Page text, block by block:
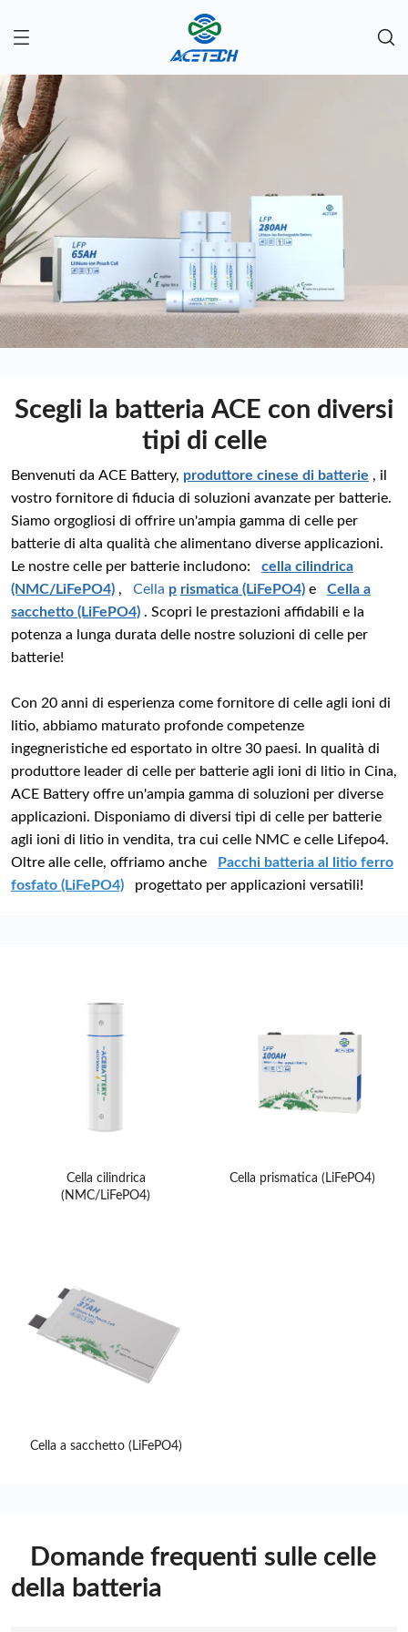
Scegli la batteria ACE con diversi
tipi di celle
Benvenuti da ACE Battery, produttore cinese di batterie , il
vostro fornitore di fiducia di soluzioni avanzate per batterie.
Siamo orgogliosi di offrire un'ampia gamma di celle per
batterie di alta qualità che alimentano diverse applicazioni.
Le nostre celle per batterie includono:
cella cilindrica
(NMC/LiFePO4) , Cella p rismatica (LiFePO4) e
Cella a
sacchetto (LiFePO4) . Scopri le prestazioni affidabili e la
potenza a lunga durata delle nostre soluzioni di celle per
batterie!
Con 20 anni di esperienza come fornitore di celle agli ioni di
litio, abbiamo maturato profonde competenze
ingegneristiche ed esportato in oltre 30 paesi. In qualità di
produttore leader di celle per batterie agli ioni di litio in Cina,
ACE Battery offre un'ampia gamma di soluzioni per diverse
applicazioni. Disponiamo di diversi tipi di celle per batterie
agli ioni di litio in vendita, tra cui celle NMC e celle Lifepo4.
Oltre alle celle, offriamo anche
Pacchi batteria al litio ferro
fosfato (LiFePO4)
progettato per applicazioni versatili!
Cella cilindrica
(NMC/LiFePO4)
Cella prismatica (LiFePO4)
Cella a sacchetto (LiFePO4)
Domande frequenti sulle celle
della batteria